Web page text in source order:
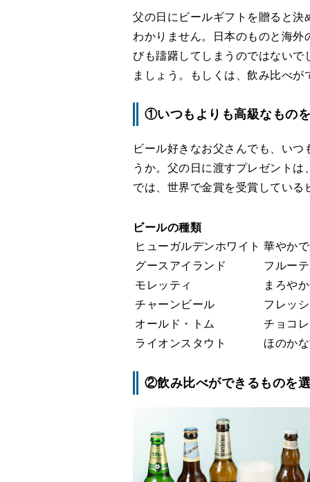
父の日にビールギフトを贈ると
わかりません。日本のものと海
びも躊躇してしまうのではない
ましょう。もしくは、飲み比べ
①いつもよりも高級なもの
ビール好きなお父さんでも、い
うか。父の日に渡すプレゼント
では、世界で金賞を受賞してい
ビールの種類
ヒューガルデンホワイト 華やか
グースアイランド
フルー
モレッティ
まろや
チャーンビール
フレッ
オールド・トム
チョコ
ライオンスタウト
ほのか
②飲み比べができるものを